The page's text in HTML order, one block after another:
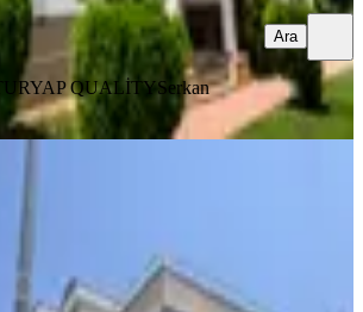
TURYAP QUALİTYSerkan
Ara
225 m²·29.07.2026